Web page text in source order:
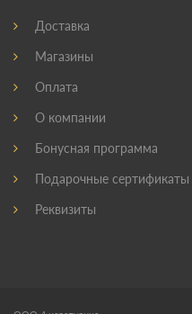
Доставка
Магазины
Оплата
О компании
Бонусная программа
Подарочные сертификаты
Реквизиты